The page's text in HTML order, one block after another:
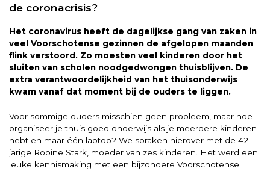
de coronacrisis?
Het coronavirus heeft de dagelijkse gang van zaken in
veel Voorschotense gezinnen de afgelopen maanden
flink verstoord. Zo moesten veel kinderen door het
sluiten van scholen noodgedwongen thuisblijven. De
extra verantwoordelijkheid van het thuisonderwijs
kwam vanaf dat moment bij de ouders te liggen.
Voor sommige ouders misschien geen probleem, maar hoe
organiseer je thuis goed onderwijs als je meerdere kinderen
hebt en maar één laptop? We spraken hierover met de 42-
jarige Robine Stark, moeder van zes kinderen. Het werd een
leuke kennismaking met een bijzondere Voorschotense!